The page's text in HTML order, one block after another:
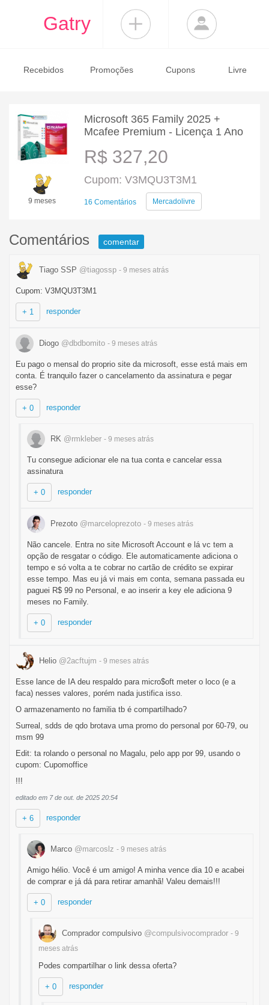
Gatry
Recebidos Promoções Cupons Livre
9 meses
Microsoft 365 Family 2025 +
Mcafee Premium - Licença 1 Ano
R$ 327,20
Cupom: V3MQU3T3M1
16 Comentários Mercadolivre
Comentários comentar
Tiago SSP @tiagossp - 9 meses atrás
Cupom: V3MQU3T3M1
+ 1 responder
Diogo @dbdbomito - 9 meses atrás
Eu pago o mensal do proprio site da microsoft, esse está mais em
conta. É tranquilo fazer o cancelamento da assinatura e pegar
esse?
+ 0 responder
RK @rmkleber - 9 meses atrás
Tu consegue adicionar ele na tua conta e cancelar essa
assinatura
+ 0 responder
Prezoto @marceloprezoto - 9 meses atrás
Não cancele. Entra no site Microsoft Account e lá vc tem a
opção de resgatar o código. Ele automaticamente adiciona o
tempo e só volta a te cobrar no cartão de crédito se expirar
esse tempo. Mas eu já vi mais em conta, semana passada eu
paguei R$ 99 no Personal, e ao inserir a key ele adiciona 9
meses no Family.
+ 0 responder
Helio @2acftujm - 9 meses atrás
Esse lance de IA deu respaldo para micro$oft meter o loco (e a
faca) nesses valores, porém nada justifica isso.
O armazenamento no familia tb é compartilhado?
Surreal, sdds de qdo brotava uma promo do personal por 60-79, ou
msm 99
Edit: ta rolando o personal no Magalu, pelo app por 99, usando o
cupom: Cupomoffice
!!!
editado em 7 de out. de 2025 20:54
+ 6 responder
Marco @marcoslz - 9 meses atrás
Amigo hélio. Você é um amigo! A minha vence dia 10 e acabei
de comprar e já dá para retirar amanhã! Valeu demais!!!
+ 0 responder
Comprador compulsivo @compulsivocomprador - 9
meses atrás
Podes compartilhar o link dessa oferta?
+ 0 responder